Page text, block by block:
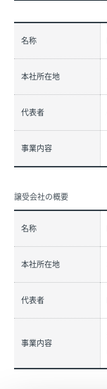
名称
本社所在地
代表者
事業内容
譲受会社の概要
名称
本社所在地
代表者
事業内容